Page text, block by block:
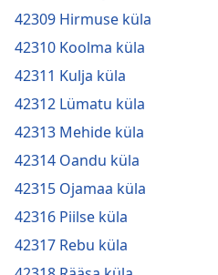
42309 Hirmuse küla
42310 Koolma küla
42311 Kulja küla
42312 Lümatu küla
42313 Mehide küla
42314 Oandu küla
42315 Ojamaa küla
42316 Piilse küla
42317 Rebu küla